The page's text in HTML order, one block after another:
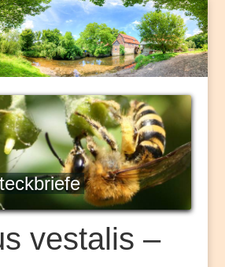
vestalis –